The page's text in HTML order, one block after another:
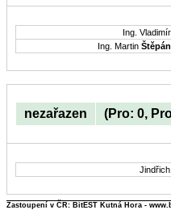
Ing. Vladimír
Ing. Martin
nezařazen (Pro: 0,
Jindřich
Zastoupení v ČR: BitEST Kutná Hora -